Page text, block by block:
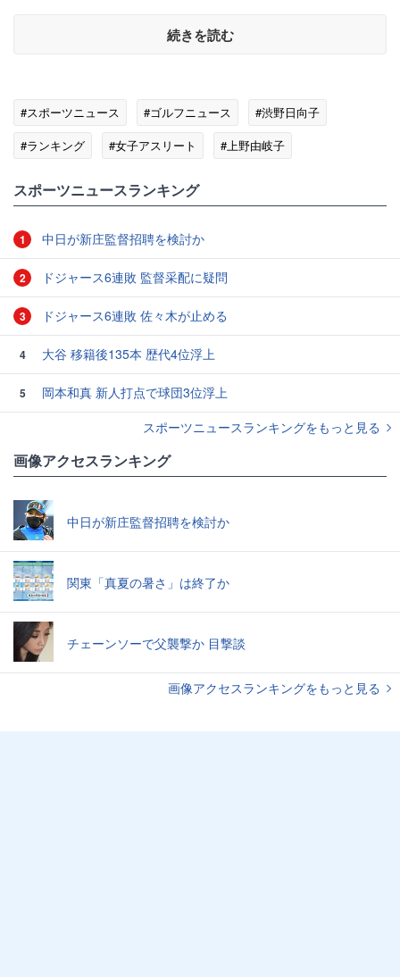
続きを読む
#スポーツニュース #ゴルフニュース
#渋野日向子
#ランキング
#女子アスリート #上野由岐子
スポーツニュースランキング
1 中日が新庄監督招聘を検討か
2 ドジャース6連敗 監督采配に疑問
3 ドジャース6連敗 佐々木が止める
4 大谷 移籍後135本 歴代4位浮上
5
岡本和真 新人打点で球団3位浮上
スポーツニュースランキングをもっと見る
画像アクセスランキング
中日が新庄監督招聘を検討か
関東「真夏の暑さ」は終了か
チェーンソーで父襲撃か 目撃談
画像アクセスランキングをもっと見る